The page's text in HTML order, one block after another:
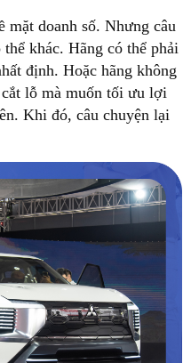
mặt doanh số. Nhưng câu
khác. Hãng có thể phải
định. Hoặc hãng không
lỗ mà muốn tối ưu lợi
Khi đó, câu chuyện lại